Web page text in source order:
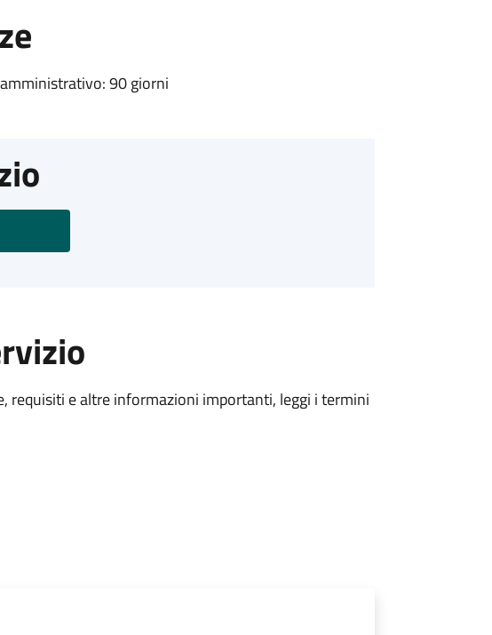
90 giorni
requisiti e altre informazioni importanti, leggi i termini